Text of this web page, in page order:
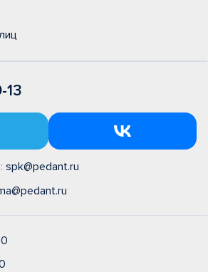
13
spk@pedant.ru